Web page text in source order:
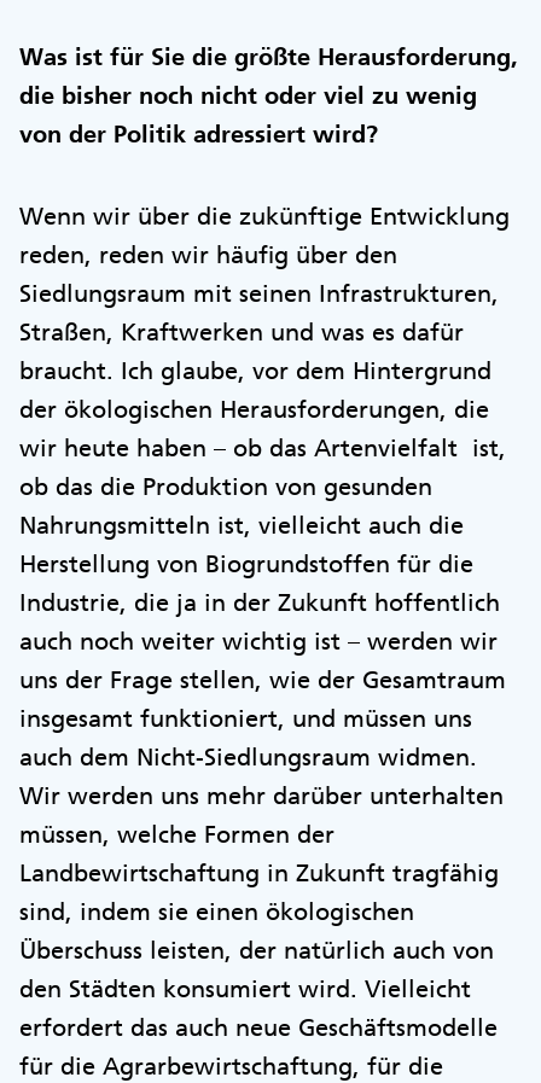
Was ist für Sie die größte Herausforderung,
die bisher noch nicht oder viel zu wenig
von der Politik adressiert wird?
Wenn wir über die zukünftige Entwicklung
reden, reden wir häufig über den
Siedlungsraum mit seinen Infrastrukturen,
Straßen, Kraftwerken und was es dafür
braucht. Ich glaube, vor dem Hintergrund
der ökologischen Herausforderungen, die
wir heute haben – ob das Artenvielfalt ist,
ob das die Produktion von gesunden
Nahrungsmitteln ist, vielleicht auch die
Herstellung von Biogrundstoffen für die
Industrie, die ja in der Zukunft hoffentlich
auch noch weiter wichtig ist – werden wir
uns der Frage stellen, wie der Gesamtraum
insgesamt funktioniert, und müssen uns
auch dem Nicht-Siedlungsraum widmen.
Wir werden uns mehr darüber unterhalten
müssen, welche Formen der
Landbewirtschaftung in Zukunft tragfähig
sind, indem sie einen ökologischen
Überschuss leisten, der natürlich auch von
den Städten konsumiert wird. Vielleicht
erfordert das auch neue Geschäftsmodelle
für die Agrarbewirtschaftung, für die